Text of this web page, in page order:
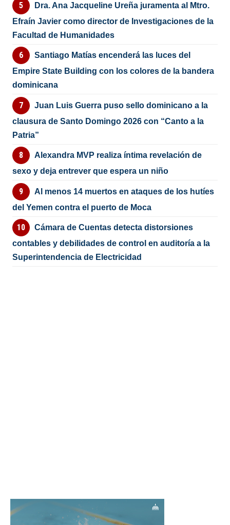
Dra. Ana Jacqueline Ureña juramenta al Mtro.
Efraín Javier como director de Investigaciones de la
Facultad de Humanidades
Santiago Matías encenderá las luces del
Empire State Building con los colores de la bandera
dominicana
Juan Luis Guerra puso sello dominicano a la
clausura de Santo Domingo 2026 con “Canto a la
Patria”
Alexandra MVP realiza íntima revelación de
sexo y deja entrever que espera un niño
Al menos 14 muertos en ataques de los hutíes
del Yemen contra el puerto de Moca
Cámara de Cuentas detecta distorsiones
contables y debilidades de control en auditoría a la
Superintendencia de Electricidad